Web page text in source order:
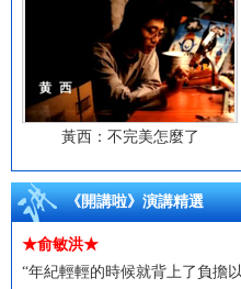
黃西：不完美怎麼了
《開講啦》演講精選
★俞敏洪★
“年紀輕輕的時候就背上了負擔